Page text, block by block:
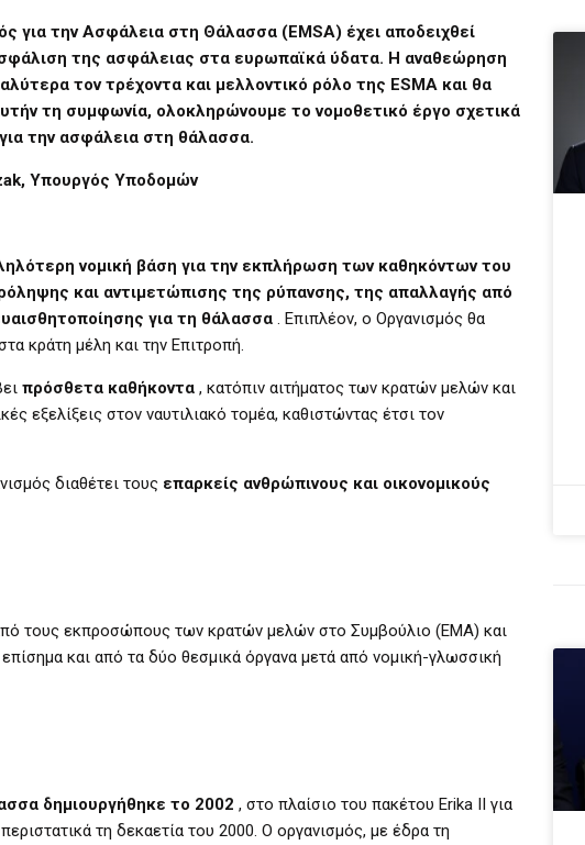
για την Ασφάλεια στη Θάλασσα (EMSA) έχει αποδειχθεί
της ασφάλειας στα ευρωπαϊκά ύδατα. Η αναθεώρηση
τον τρέχοντα και μελλοντικό ρόλο της ESMA και θα
τη συμφωνία, ολοκληρώνουμε το νομοθετικό έργο σχετικά
την ασφάλεια στη θάλασσα.
Υπουργός Υποδομών
νομική βάση για την εκπλήρωση των καθηκόντων του
και αντιμετώπισης της ρύπανσης, της απαλλαγής από
για τη θάλασσα . Επιπλέον, ο Οργανισμός θα
κράτη μέλη και την Επιτροπή.
πρόσθετα καθήκοντα , κατόπιν αιτήματος των κρατών μελών και
εξελίξεις στον ναυτιλιακό τομέα, καθιστώντας έτσι τον
διαθέτει τους επαρκείς ανθρώπινους και οικονομικούς
τους εκπροσώπους των κρατών μελών στο Συμβούλιο (ΕΜΑ) και
και από τα δύο θεσμικά όργανα μετά από νομική-γλωσσική
δημιουργήθηκε το 2002 , στο πλαίσιο του πακέτου Erika II για
τη δεκαετία του 2000. Ο οργανισμός, με έδρα τη